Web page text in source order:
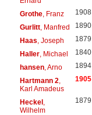
Grothe, Franz 1908
Gurlitt, Manfred 1890
Haas , Joseph 1879
Haller, Michael 1840
hansen, Arno 1894
Hartmann 2
Karl Amadeus
1905
Heckel,
Wilhelm
1879